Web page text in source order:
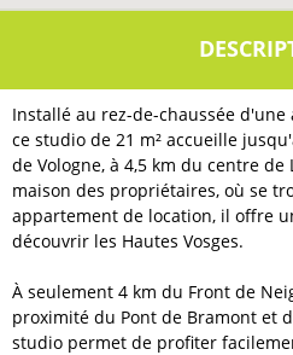
Installé au rez-de-chaussée
ce studio de 21 m² accueille
de Vologne, à 4,5 km du centre de
maison des propriétaires, où se
appartement de location, il offre
découvrir les Hautes Vosges.
À seulement 4 km du Front de
proximité du Pont de Bramont et
studio permet de profiter